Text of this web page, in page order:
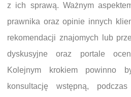
z ich sprawą. Ważnym
prawnika oraz opinie innych
rekomendacji znajomych lub
dyskusyjne oraz portale
Kolejnym krokiem powinno
konsultację wstępną,